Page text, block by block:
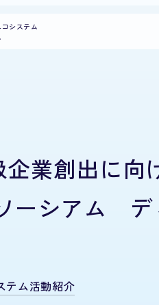
システム
業創出に向
ーシアム デ
テム活動紹介